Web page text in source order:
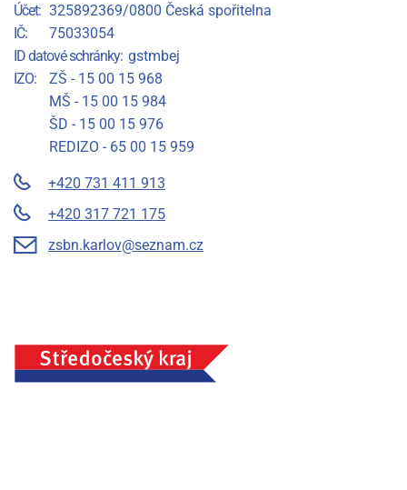
Účet
325892369/0800 Česká spořitelna
IČ
75033054
ID datové schránky gstmbej
IZO
ZŠ - 15 00 15 968
MŠ - 15 00 15 984
ŠD - 15 00 15 976
REDIZO - 65 00 15 959
+420 731 411 913
+420 317 721 175
zsbn.karlov@seznam.cz